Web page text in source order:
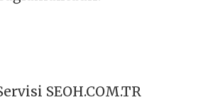
SEOH.COM.TR